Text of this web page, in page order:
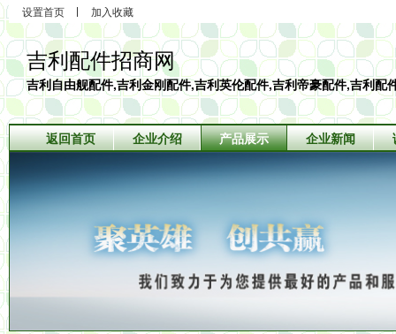
设置首页 加入收藏
吉利配件招商网
吉利自由舰配件,吉利金刚配件,吉利英伦配件,吉利帝豪配件,吉利配
返回首页 企业介绍 产品展示 企业新闻